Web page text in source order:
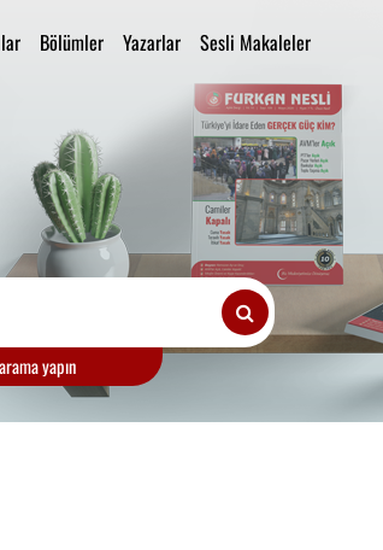
Bölümler Yazarlar Sesli Makaleler
yapın